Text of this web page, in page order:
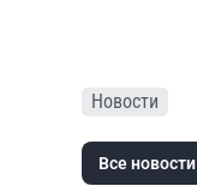
Новости
Все новости